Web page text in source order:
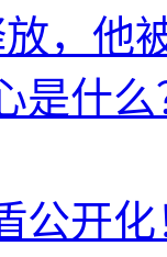
，他
是什
公开